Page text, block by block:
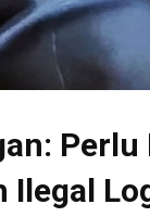
Ilegal